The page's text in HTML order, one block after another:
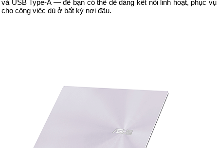
và USB Type-A — để bạn có thể dễ dàng kết nối linh hoạt, phục vụ
cho công việc dù ở bất kỳ nơi đâu.